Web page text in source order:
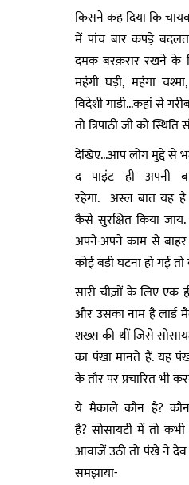
किसने कह दिया कि
में पांच बार कपड़े
दमक बरक़रार रखने के
महंगी घड़ी, महंगा
विदेशी गाड़ी...कहां से
तो त्रिपाठी जी को
देखिए...आप लोग मुद्दे से
द पाइंट ही अपनी
रहेगा. अस्ल बात यह
कैसे सुरक्षित किया
अपने-अपने काम से
कोई बड़ी घटना हो गई तो
सारी चीज़ों के लिए एक
और उसका नाम है लार्ड
शख्स की थीं जिसे
का पंखा मानते हैं. यह
के तौर पर प्रचारित भी
ये मैकाले कौन है?
है? सोसायटी में तो
आवाजें उठी तो पंखे ने
समझाया-